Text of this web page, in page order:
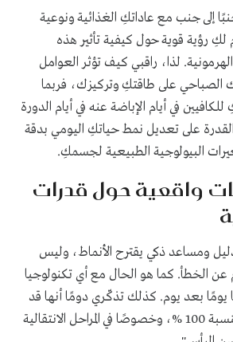
إلى جنب مع عاداتكِ الغذائية ونوعية
رؤية قوية حول كيفية تأثير هذه
لذا، راقبي كيف تؤثر العوامل
الصباحي على طاقتكِ وتركيزك، فربما
في أيام الإباضة عنه في أيام الدورة
على تعديل نمط حياتكِ اليومي بدقة
البيولوجية الطبيعية لجسمكِ.
واقعية حول قدرات
ومساعد ذكي يقترح الأنماط، وليس
الخطأ. كما هو الحال مع أي تكنولوجيا
يومًا بعد يوم. كذلك تذكّري دومًا أنها قد
لا تكون دائمًا دقيقة بنسبة 100 %، وخصوصًا في المراحل الانتقالية